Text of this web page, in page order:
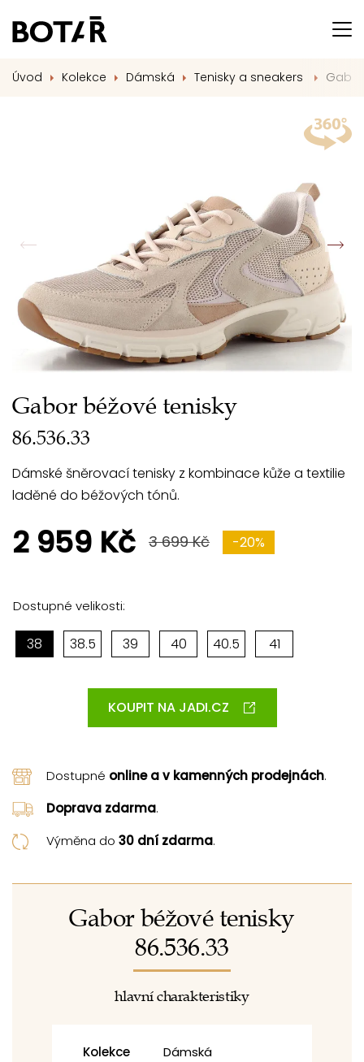
Úvod Kolekce Dámská Tenisky a sneakers
Gabor béžové tenisky
86.536.33
Dámské šněrovací tenisky z kombinace kůže a textilie
laděné do béžových tónů.
2 959 Kč 3 699 Kč -20%
Dostupné velikosti:
38 38.5 39 40 40.5 41
KOUPIT NA JADI.CZ
Dostupné online a v kamenných prodejnách.
Doprava zdarma.
Výměna do 30 dní zdarma.
Gabor béžové tenisky
86.536.33
hlavní charakteristiky
Kolekce
Dámská